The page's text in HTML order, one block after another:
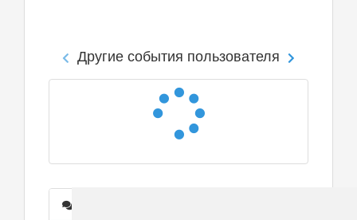
Другие события пользователя